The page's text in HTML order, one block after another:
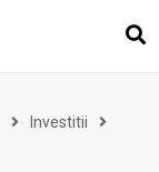
Investitii